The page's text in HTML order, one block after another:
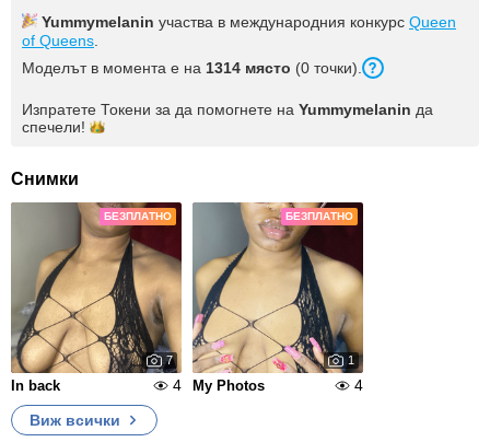
Yummymelanin участва в международния конкурс Queen
of Queens
Моделът в момента е на 1314 място (0 точки).
Изпратете Токени за да помогнете на Yummymelanin да
спечели!
Снимки
БЕЗПЛАТНО
7
In back 4
БЕЗПЛАТНО
1
My Photos
4
Виж всички